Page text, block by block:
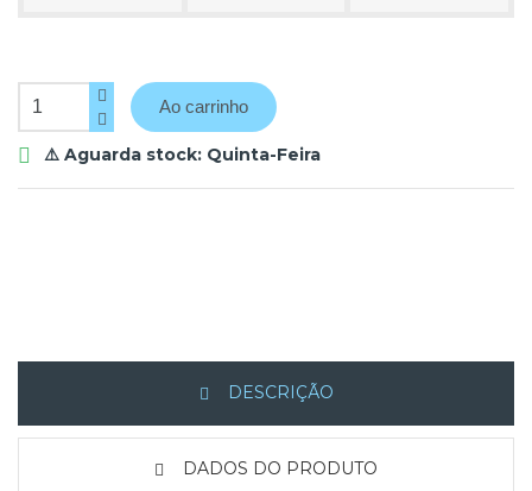
Ao carrinho
 ⚠️ Aguarda stock: Quinta-Feira
DESCRIÇÃO
DADOS DO PRODUTO